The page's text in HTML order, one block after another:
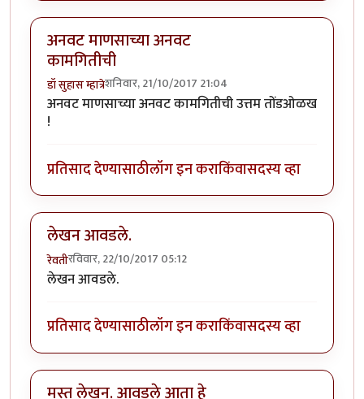
अनवट माणसाच्या अनवट
कामगितीची
डॉ सुहास म्हात्रेशनिवार, 21/10/2017 21:04
अनवट माणसाच्या अनवट कामगितीची उत्तम तोंडओळख
!
प्रतिसाद देण्यासाठीलॉग इन कराकिंवासदस्य व्हा
लेखन आवडले.
रेवतीरविवार, 22/10/2017 05:12
लेखन आवडले.
प्रतिसाद देण्यासाठीलॉग इन कराकिंवासदस्य व्हा
मस्त लेखन. आवडले आता हे